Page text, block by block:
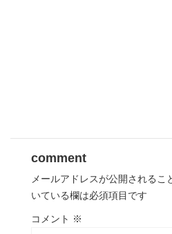
comment
メールアドレスが公開されるこ
いている欄は必須項目です
コメント ※